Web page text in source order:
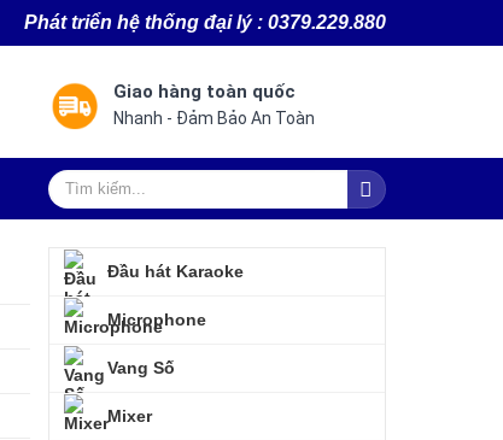
Phát triển hệ thống đại lý : 0379.229.880
Giao hàng toàn quốc
Nhanh - Đảm Bảo An Toàn
Đầu hát Karaoke
Microphone
Vang Số
Mixer